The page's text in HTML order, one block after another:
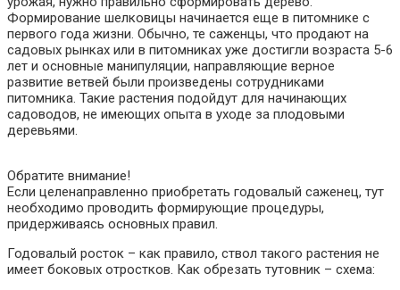
Формирование шелковицы начинается еще в питомнике с
первого года жизни. Обычно, те саженцы, что продают на
садовых рынках или в питомниках уже достигли возраста 5-6
лет и основные манипуляции, направляющие верное
развитие ветвей были произведены сотрудниками
питомника. Такие растения подойдут для начинающих
садоводов, не имеющих опыта в уходе за плодовыми
деревьями.
Обратите внимание!
Если целенаправленно приобретать годовалый саженец, тут
необходимо проводить формирующие процедуры,
придерживаясь основных правил.
Годовалый росток – как правило, ствол такого растения не
имеет боковых отростков. Как обрезать тутовник – схема: